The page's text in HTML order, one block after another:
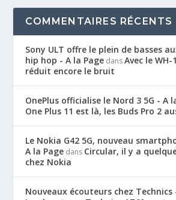
COMMENTAIRES RÉCENTS
Sony ULT offre le plein de basses
hip hop - A la Page dansAvec le WH-
réduit encore le bruit
OnePlus officialise le Nord 3 5G - A
One Plus 11 est là, les Buds Pro 2
Le Nokia G42 5G, nouveau
A la Page dans Circular, il y a
chez Nokia
Nouveaux écouteurs chez Technics